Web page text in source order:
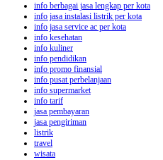
info berbagai jasa lengkap per kota
info jasa instalasi listrik per kota
info jasa service ac per kota
info kesehatan
info kuliner
info pendidikan
info promo finansial
info pusat perbelanjaan
info supermarket
info tarif
jasa pembayaran
jasa pengiriman
listrik
travel
wisata